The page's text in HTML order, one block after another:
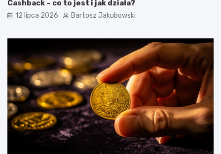
Cashback – co to jest i jak działa?
12 lipca 2026 Bartosz Jakubowski